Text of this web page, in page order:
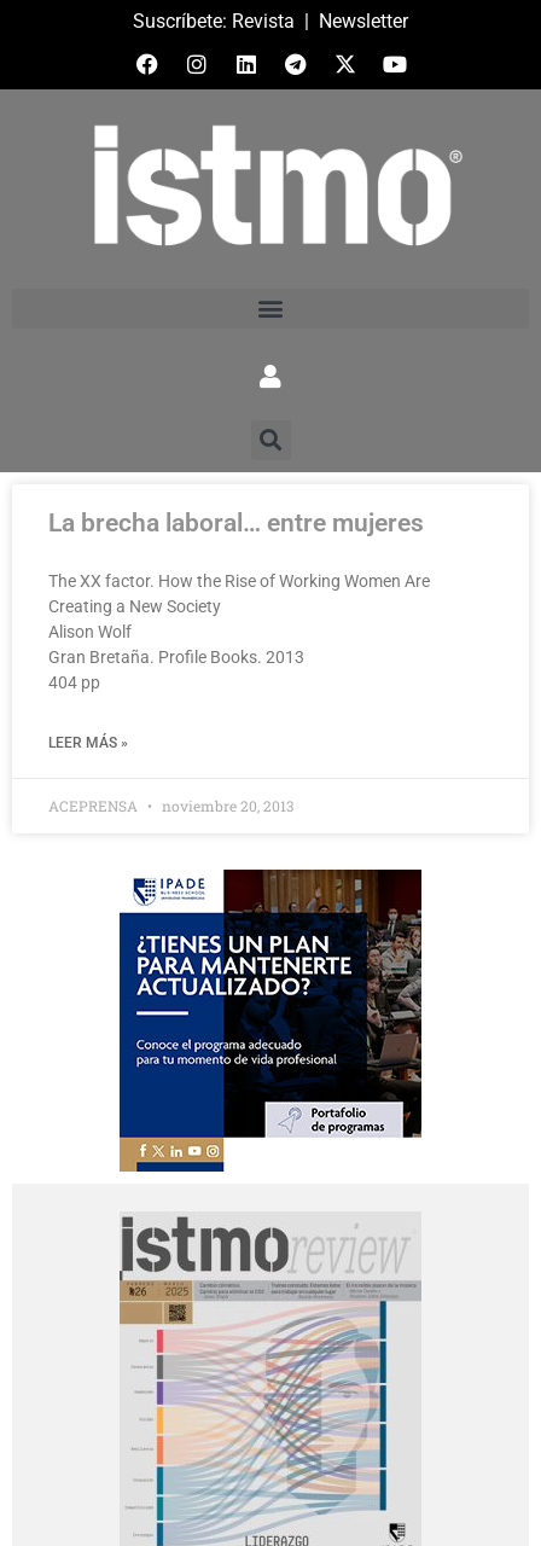
Suscríbete: Revista | Newsletter
La brecha laboral… entre mujeres
The XX factor. How the Rise of Working Women Are
Creating a New Society
Alison Wolf
Gran Bretaña. Profile Books. 2013
404 pp
LEER MÁS »
ACEPRENSA noviembre 20, 2013